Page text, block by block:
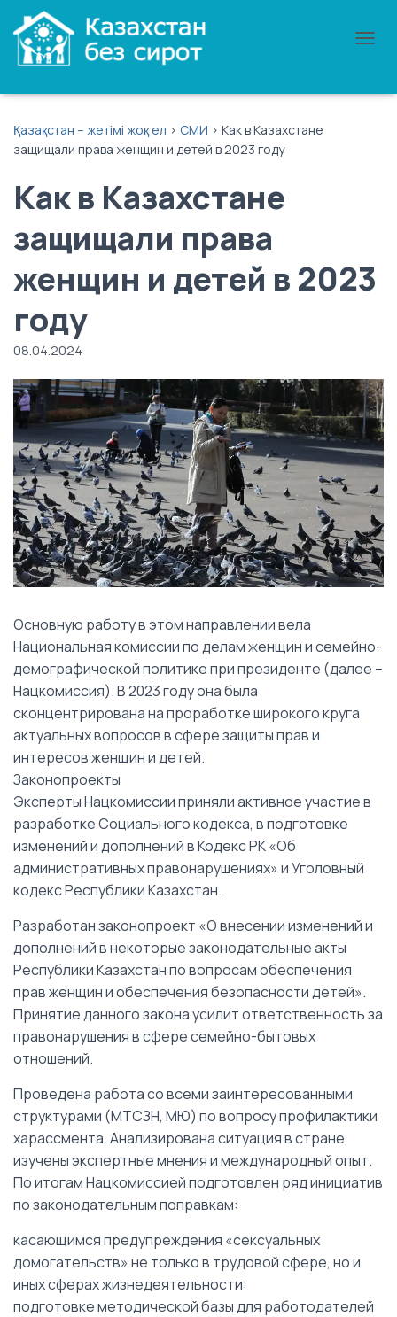
В
И
Қазақстан – жетімі жоқ ел > СМИ > Как в Казахстане
защищали права женщин и детей в 2023 году
Как в Казахстане
защищали права
женщин и детей в 2023
году
08.04.2024
Основную работу в этом направлении вела
Национальная комиссии по делам женщин и семейно-
демографической политике при президенте (далее –
Нацкомиссия). В 2023 году она была
сконцентрирована на проработке широкого круга
актуальных вопросов в сфере защиты прав и
интересов женщин и детей.
Законопроекты
Эксперты Нацкомиссии приняли активное участие в
разработке Социального кодекса, в подготовке
изменений и дополнений в Кодекс РК «Об
административных правонарушениях» и Уголовный
кодекс Республики Казахстан.
Разработан законопроект «О внесении изменений и
дополнений в некоторые законодательные акты
Республики Казахстан по вопросам обеспечения
прав женщин и обеспечения безопасности детей».
Принятие данного закона усилит ответственность за
правонарушения в сфере семейно-бытовых
отношений.
Проведена работа со всеми заинтересованными
структурами (МТСЗН, МЮ) по вопросу профилактики
харассмента. Анализирована ситуация в стране,
изучены экспертные мнения и международный опыт.
По итогам Нацкомиссией подготовлен ряд инициатив
по законодательным поправкам:
касающимся предупреждения «сексуальных
домогательств» не только в трудовой сфере, но и
иных сферах жизнедеятельности:
подготовке методической базы для работодателей